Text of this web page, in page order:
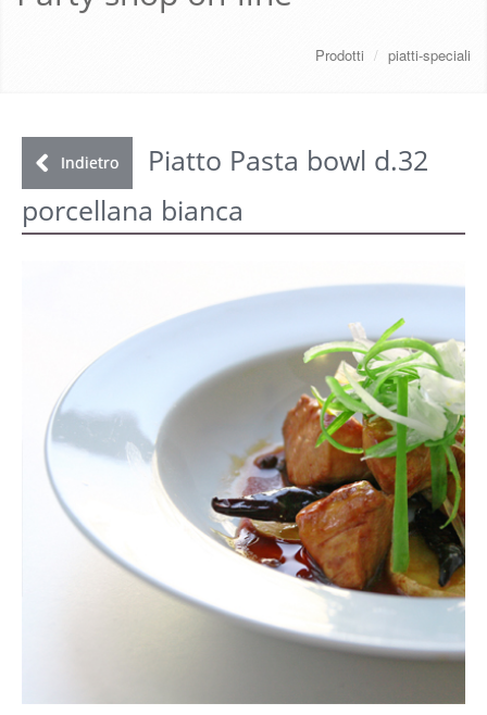
GALLERY
FAQ
LOGIN
REGISTRATI
Prodotti / piatti-speciali
Indietro
Piatto Pasta bowl d.32
porcellana bianca